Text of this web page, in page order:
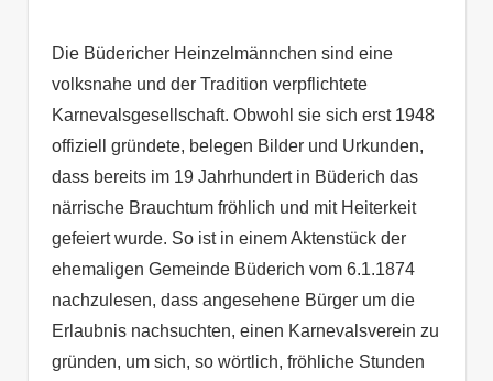
Die Büdericher Heinzelmännchen sind eine
volksnahe und der Tradition verpflichtete
Karnevalsgesellschaft. Obwohl sie sich erst 1948
offiziell gründete, belegen Bilder und Urkunden,
dass bereits im 19 Jahrhundert in Büderich das
närrische Brauchtum fröhlich und mit Heiterkeit
gefeiert wurde. So ist in einem Aktenstück der
ehemaligen Gemeinde Büderich vom 6.1.1874
nachzulesen, dass angesehene Bürger um die
Erlaubnis nachsuchten, einen Karnevalsverein zu
gründen, um sich, so wörtlich, fröhliche Stunden